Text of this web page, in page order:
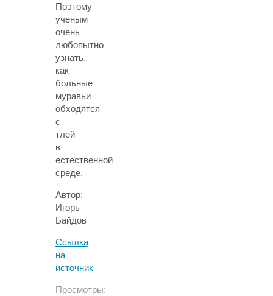
Поэтому
ученым
очень
любопытно
узнать,
как
больные
муравьи
обходятся
с
тлей
в
естественной
среде.
Автор:
Игорь
Байдов
Ссылка
на
источник
Просмотры: